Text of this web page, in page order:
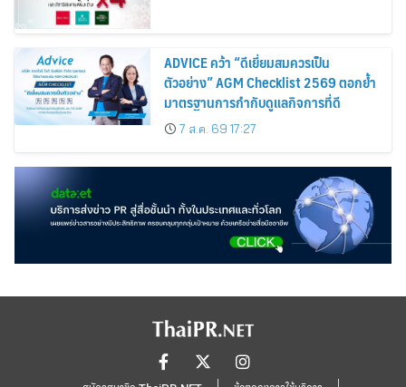
ADVICE คว้า “ดีเยี่ยมสมควรเป็น
ตัวอย่าง” AGM Checklist 2569 ตอกย้ำ
มาตรฐานการกำกับดูแลกิจการที่ดี
7 ส.ค. 69 17:27